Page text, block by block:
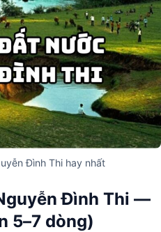
Đình Thi hay nhất
Đình Thi —
5–7 dòng)